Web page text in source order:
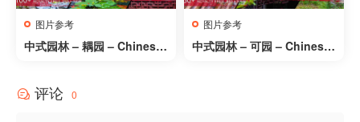
图片参考
中式园林 – 耦园 – Chinese
图片参考
中式园林 – 可园 – Chinese
评论 0